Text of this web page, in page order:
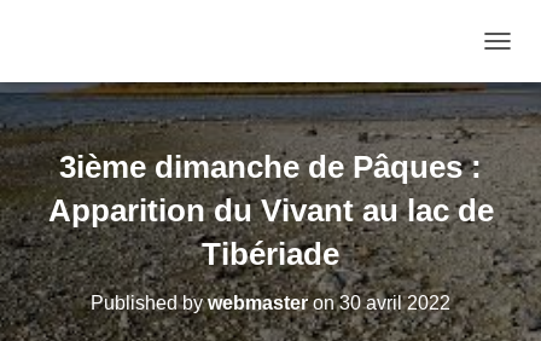
3ième dimanche de Pâques :
Apparition du Vivant au lac de
Tibériade
Published bywebmasteron30 avril 2022